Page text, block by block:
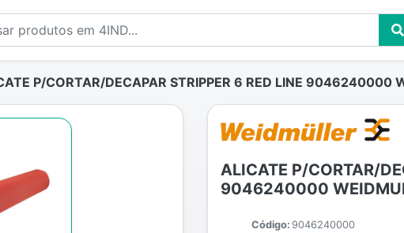
P/CORTAR/DECAPAR STRIPPER 6 RED LINE 9046240000
ALICATE P/CORTAR/
9046240000
Código: 9046240000